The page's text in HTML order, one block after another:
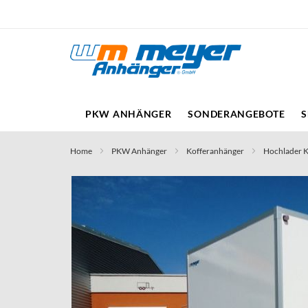
Inhalt
PKW ANHÄNGER SONDERANGEBOTE
Home PKW Anhänger Kofferanhänger Hochlader
Skip
of
gallery